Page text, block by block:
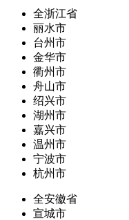
全浙江省
丽水市
台州市
金华市
衢州市
舟山市
绍兴市
湖州市
嘉兴市
温州市
宁波市
杭州市
全安徽省
宣城市